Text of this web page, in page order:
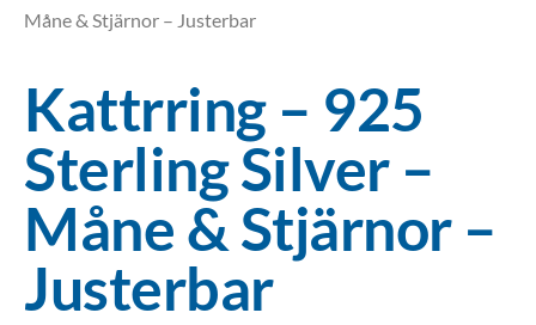
Måne & Stjärnor – Justerbar
Kattrring – 925
Sterling Silver –
Måne & Stjärnor –
Justerbar